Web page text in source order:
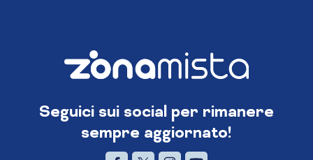
Seguici sui social per rimanere
sempre aggiornato!